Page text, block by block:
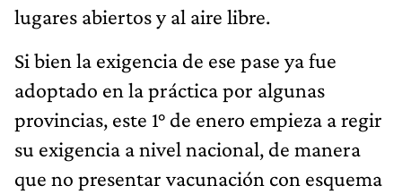
lugares abiertos y al aire libre.
Si bien la exigencia de ese pase ya fue
adoptado en la práctica por algunas
provincias, este 1° de enero empieza a regir
su exigencia a nivel nacional, de manera
que no presentar vacunación con esquema